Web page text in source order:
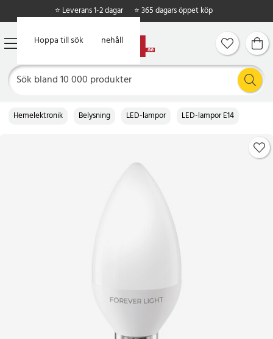
Hoppa till huvudinnehåll
Hoppa till sök
⭐ Leverans 1-2 dagar ⭐ 365 dagars öppet köp
Hemelektronik Belysning LED-lampor LED-lampor E14